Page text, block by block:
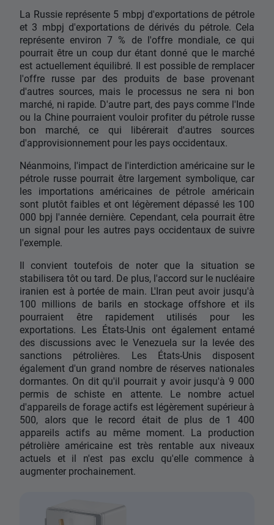
La Russie représente 5 mbpj d'exportations de pétrole
et 3 mbpj d'exportations de dérivés du pétrole. Cela
représente environ 7 % de l'offre mondiale, ce qui
pourrait être un coup dur étant donné que le marché
est actuellement équilibré. Il est possible de remplacer
l'offre russe par des produits de base provenant
d'autres sources, mais le processus ne sera ni bon
marché, ni rapide. D'autre part, des pays comme l'Inde
ou la Chine pourraient vouloir profiter du pétrole russe
bon marché, ce qui libérerait d'autres sources
d'approvisionnement pour les pays occidentaux.
Néanmoins, l'impact de l'interdiction américaine sur le
pétrole russe pourrait être largement symbolique, car
les importations américaines de pétrole américain
sont plutôt faibles et ont légèrement dépassé les 100
000 bpj l'année dernière. Cependant, cela pourrait être
un signal pour les autres pays occidentaux de suivre
l'exemple.
Il convient toutefois de noter que la situation se
stabilisera tôt ou tard. De plus, l'accord sur le nucléaire
iranien est à portée de main. L'Iran peut avoir jusqu'à
100 millions de barils en stockage offshore et ils
pourraient être rapidement utilisés pour les
exportations. Les États-Unis ont également entamé
des discussions avec le Venezuela sur la levée des
sanctions pétrolières. Les États-Unis disposent
également d'un grand nombre de réserves nationales
dormantes. On dit qu'il pourrait y avoir jusqu'à 9 000
permis de schiste en attente. Le nombre actuel
d'appareils de forage actifs est légèrement supérieur à
500, alors que le record était de plus de 1 400
appareils actifs au même moment. La production
pétrolière américaine est très rentable aux niveaux
actuels et il n'est pas exclu qu'elle commence à
augmenter prochainement.